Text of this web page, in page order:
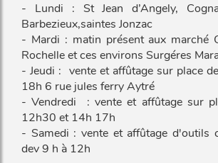
- Lundi : St Jean d’Angely,
Barbezieux,saintes Jonzac
- Mardi : matin présent aux marché
Rochelle et ces environs Surgéres
- Jeudi : vente et affûtage sur place
18h 6 rue jules ferry Aytré
- Vendredi : vente et affûtage sur
12h30 et 14h 17h
- Samedi : vente et affûtage d'outils
dev 9 h à 12h